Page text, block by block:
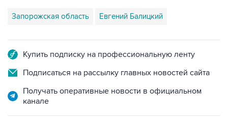
Подписаться на рассылку главных новостей сайта
Получать оперативные новости в официальном
канале
НОВОСТИ ПО ТЕМЕ